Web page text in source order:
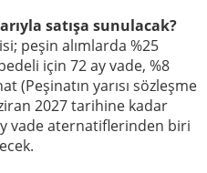
satışa sunulacak?
peşin alımlarda %25
için 72 ay vade, %8
(Peşinatın yarısı sözleşme
2027 tarihine kadar
vade aternatiflerinden biri